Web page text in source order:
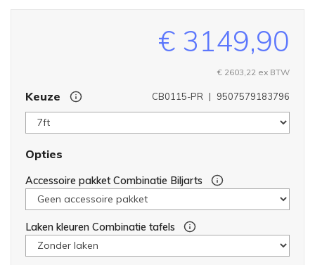
€ 3149,90
€ 2603,22 ex BTW
9507579183796
|
CB0115-PR
Keuze
Opties
Accessoire pakket Combinatie Biljarts
Laken kleuren Combinatie tafels